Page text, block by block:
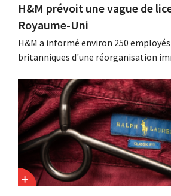
H&M prévoit une vague de
Royaume-Uni
H&M a informé environ 250 employés
britanniques d'une réorganisation
Cette restructuration fait suite à des
précédemment aux Pays-Bas, en
qui avaient déjà entraîné la
d'emplois.